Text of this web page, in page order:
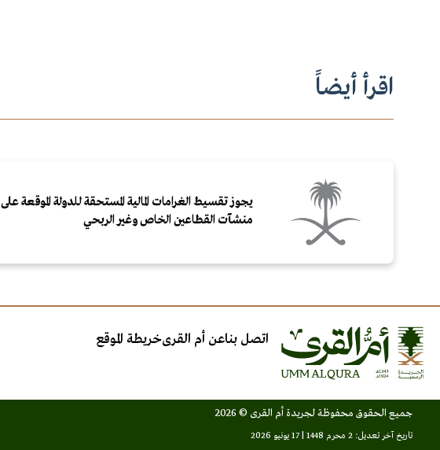
اقرأ أيضاً
يجوز تقسيط الغرامات المالية المستحقة للدولة الموقعة على
منشآت القطاعين الخاص وغير الربحي
اتصل بناعن أم القرىخريطة الموقع
جميع الحقوق محفوظة لجريدة أم القرى © 2026
تاريخ آخر تعديل: 2 محرم 1448 | 17 يونيو 2026